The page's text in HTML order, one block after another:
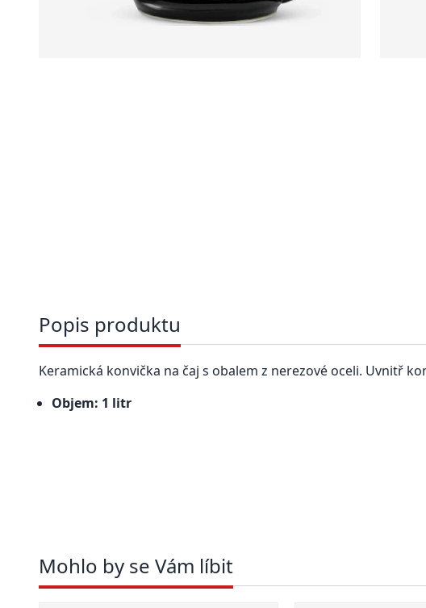
Popis produktu
Keramická konvička na čaj s obalem z nerezové oceli. Uvnitř
Objem: 1 litr
Mohlo by se Vám líbit